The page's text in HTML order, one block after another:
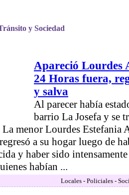
y Sociedad
Apareció Lourdes
24 Horas fuera,
y salva
Al parecer había
barrio La Josefa y se
La menor Lourdes Estefania
a su hogar luego de
y haber sido
habían ...
Locales - Policiales -